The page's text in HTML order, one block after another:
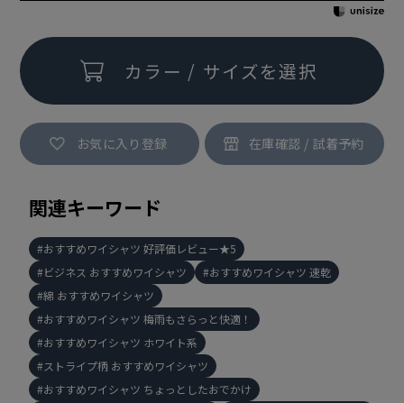
カラー / サイズを選択
お気に入り登録
関連キーワード
おすすめワイシャツ 好評価レビュー★5
ビジネス おすすめワイシャツ
おすすめワイシャツ 速乾
綿 おすすめワイシャツ
おすすめワイシャツ 梅雨もさらっと快適！
おすすめワイシャツ ホワイト系
ストライプ柄 おすすめワイシャツ
おすすめワイシャツ ちょっとしたおでかけ